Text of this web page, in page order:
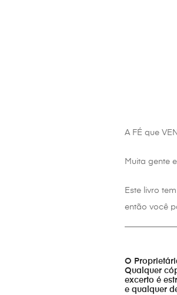
A FÉ que
Muita gente
Este livro
então você
O
Qualquer
excerto é
e qualquer